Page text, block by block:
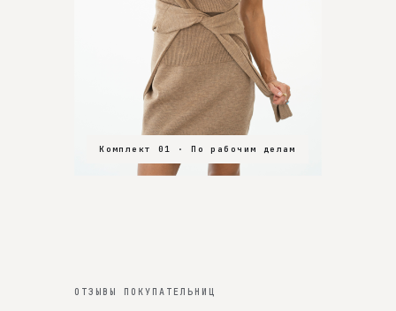
Комплект 01 · По рабочим делам
Комплект 02 · В зал
Комплект 03 · На особенный вечер
ОТЗЫВЫ ПОКУПАТЕЛЬНИЦ